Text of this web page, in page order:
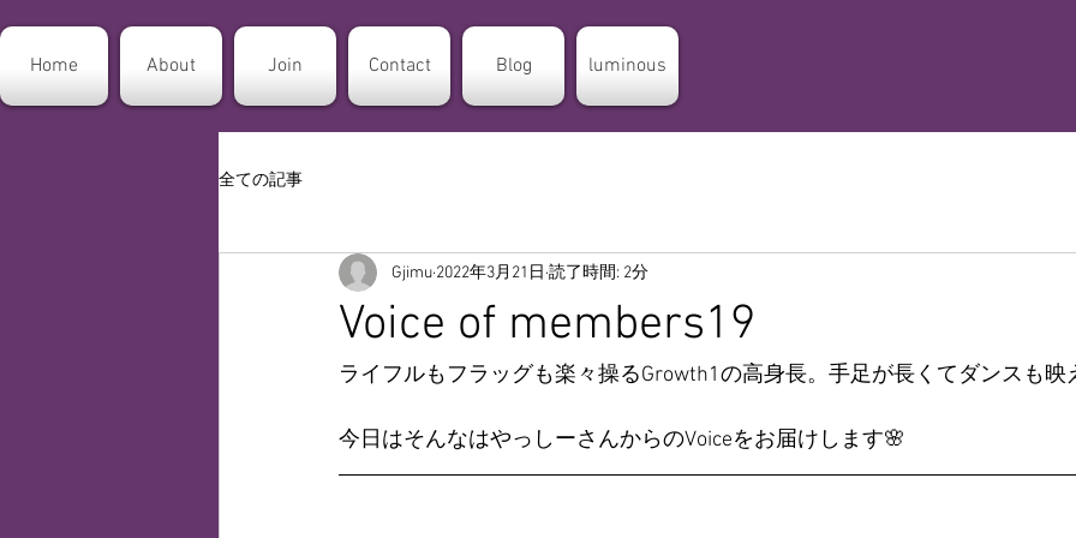
Home About Join Contact Blog luminous
全ての記事
Voice of members19
Gjimu 2022年3月21日 読了時間: 2分
ライフルもフラッグも楽々操るGrowth1の高身長。手足が長くてダンスも映
今日はそんなはやっしーさんからのVoiceをお届けします🌸